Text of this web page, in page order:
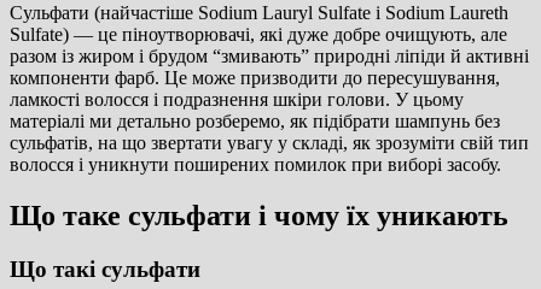
Сульфати (найчастіше Sodium Lauryl Sulfate і Sodium Laureth
Sulfate) — це піноутворювачі, які дуже добре очищують, але
разом із жиром і брудом “змивають” природні ліпіди й активні
компоненти фарб. Це може призводити до пересушування,
ламкості волосся і подразнення шкіри голови. У цьому
матеріалі ми детально розберемо, як підібрати шампунь без
сульфатів, на що звертати увагу у складі, як зрозуміти свій тип
волосся і уникнути поширених помилок при виборі засобу.
Що таке сульфати і чому їх уникають
Що такі сульфати